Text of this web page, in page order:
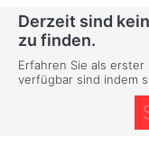
Derzeit sind
zu finden.
Erfahren Sie als
verfügbar sind indem